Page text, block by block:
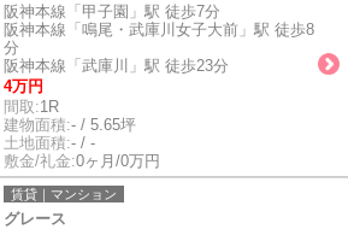
阪神本線「甲子園」駅 徒歩7分
阪神本線「鳴尾・武庫川女子大前」駅 徒歩8
分
阪神本線「武庫川」駅 徒歩23分
4万円
間取:1R
建物面積:- / 5.65坪
土地面積:- / -
敷金/礼金:0ヶ月/0万円
賃貸｜マンション
グレース